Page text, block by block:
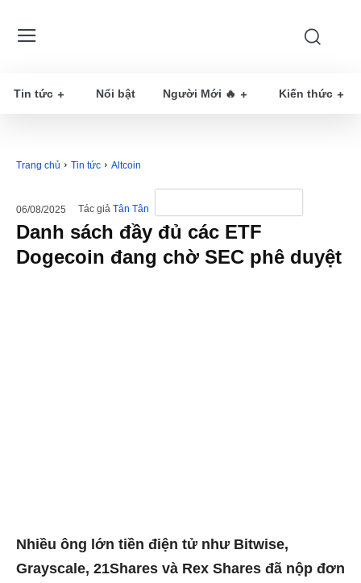
Tin tức Nổi bật Người Mới 🔥 Kiến thức
Trang chủ Tin tức Altcoin
06/08/2025 Tác giả Tân Tân
Danh sách đầy đủ các ETF
Dogecoin đang chờ SEC phê duyệt
Nhiều ông lớn tiền điện tử như Bitwise,
Grayscale, 21Shares và Rex Shares đã nộp đơn